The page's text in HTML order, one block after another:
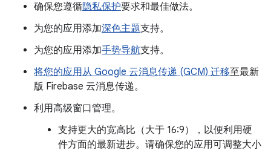
确保您遵循隐私保护要求和最佳做法。
为您的应用添加深色主题支持。
为您的应用添加手势导航支持。
将您的应用从 Google 云消息传递 (GCM) 迁移至最新
版 Firebase 云消息传递。
利用高级窗口管理。
支持更大的宽高比（大于 16:9），以便利用硬
件方面的最新进步。请确保您的应用可调整大小